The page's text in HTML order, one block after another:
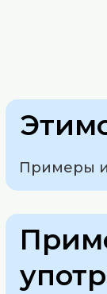
Примеры